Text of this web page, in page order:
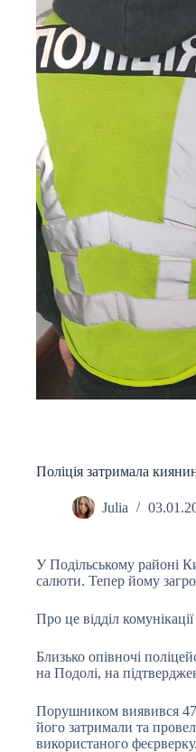
Поліція затримала
Julia
У Подільському районі
салюти. Тепер йому
Про це відділ
Близько опівночі
на Подолі, на
Порушником виявився
його затримали та
використаного